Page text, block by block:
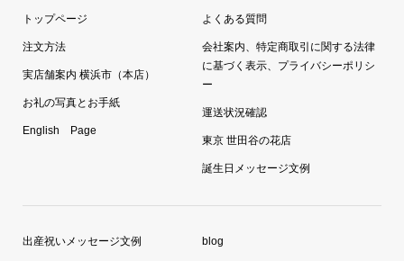
トップページ
注文方法
実店舗案内 横浜市（本店）
お礼の写真とお手紙
English Page
よくある質問
会社案内、特定商取引に関する法律
に基づく表示、プライバシーポリシ
ー
運送状況確認
東京 世田谷の花店
誕生日メッセージ文例
出産祝いメッセージ文例 blog